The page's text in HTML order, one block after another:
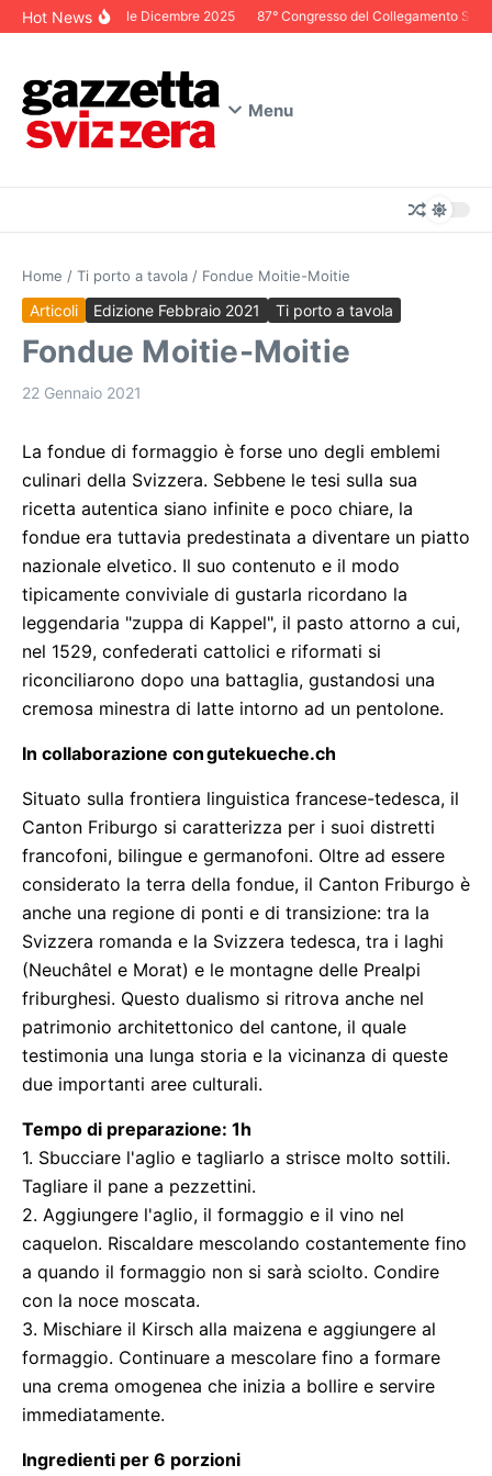
Salta al contenuto
Hot NewsEditoriale Dicembre 2025 87° Congresso del Collegamento
Menu
Home / Ti porto a tavola / Fondue Moitie-Moitie
Articoli Edizione Febbraio 2021 Ti porto a tavola
Fondue Moitie-Moitie
22 Gennaio 2021
La fondue di formaggio è forse uno degli emblemi
culinari della Svizzera. Sebbene le tesi sulla sua
ricetta autentica siano infinite e poco chiare, la
fondue era tuttavia predestinata a diventare un piatto
nazionale elvetico. Il suo contenuto e il modo
tipicamente conviviale di gustarla ricordano la
leggendaria "zuppa di Kappel", il pasto attorno a cui,
nel 1529, confederati cattolici e riformati si
riconciliarono dopo una battaglia, gustandosi una
cremosa minestra di latte intorno ad un pentolone.
In collaborazione congutekueche.ch
Situato sulla frontiera linguistica francese-tedesca, il
Canton Friburgo si caratterizza per i suoi distretti
francofoni, bilingue e germanofoni. Oltre ad essere
considerato la terra della fondue, il Canton Friburgo è
anche una regione di ponti e di transizione: tra la
Svizzera romanda e la Svizzera tedesca, tra i laghi
(Neuchâtel e Morat) e le montagne delle Prealpi
friburghesi. Questo dualismo si ritrova anche nel
patrimonio architettonico del cantone, il quale
testimonia una lunga storia e la vicinanza di queste
due importanti aree culturali.
Tempo di preparazione: 1h
1. Sbucciare l'aglio e tagliarlo a strisce molto sottili.
Tagliare il pane a pezzettini.
2. Aggiungere l'aglio, il formaggio e il vino nel
caquelon. Riscaldare mescolando costantemente fino
a quando il formaggio non si sarà sciolto. Condire
con la noce moscata.
3. Mischiare il Kirsch alla maizena e aggiungere al
formaggio. Continuare a mescolare fino a formare
una crema omogenea che inizia a bollire e servire
immediatamente.
Ingredienti per 6 porzioni